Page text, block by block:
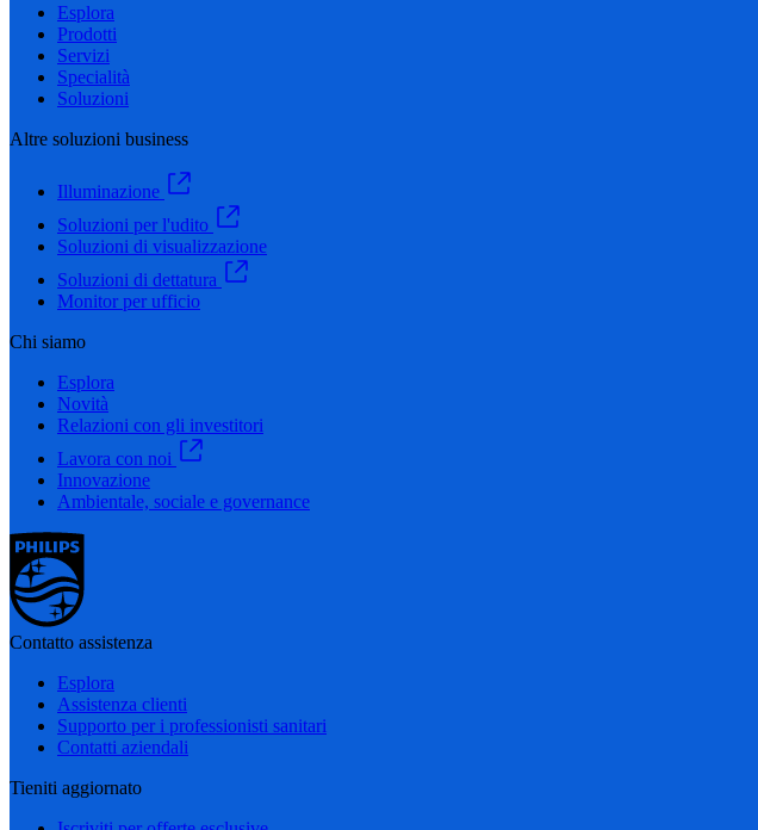
Esplora
Prodotti
Servizi
Specialità
Soluzioni
Altre soluzioni business
Illuminazione
Soluzioni per l'udito
Soluzioni di visualizzazione
Soluzioni di dettatura
Monitor per ufficio
Chi siamo
Esplora
Novità
Relazioni con gli investitori
Lavora con noi
Innovazione
Ambientale, sociale e governance
Contatto assistenza
Esplora
Assistenza clienti
Supporto per i professionisti sanitari
Contatti aziendali
Tieniti aggiornato